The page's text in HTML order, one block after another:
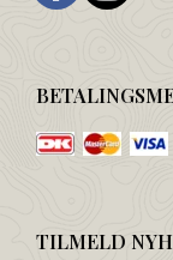
TILMELD